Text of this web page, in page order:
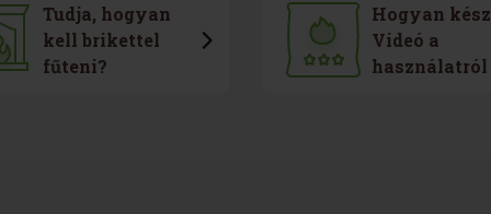
Tudja, hogyan
kell brikettel
fűteni?
Hogyan
Videó a
használatról